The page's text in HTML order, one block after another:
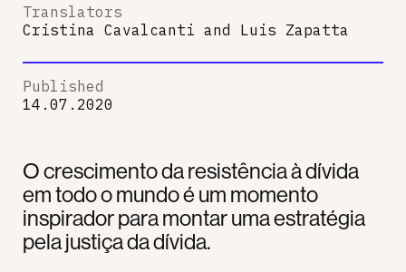
O crescimento da resistência à dívida
em todo o mundo é um momento
inspirador para montar uma estratégia
pela justiça da dívida.
Translators
Cristina Cavalcanti and Luis Zapatta
Published
14.07.2020